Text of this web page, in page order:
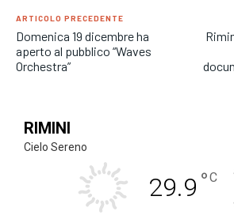
ARTICOLO PRECEDENTE
Domenica 19 dicembre ha
aperto al pubblico “Waves
Orchestra”
RIMINI
Cielo Sereno
29.9 °C